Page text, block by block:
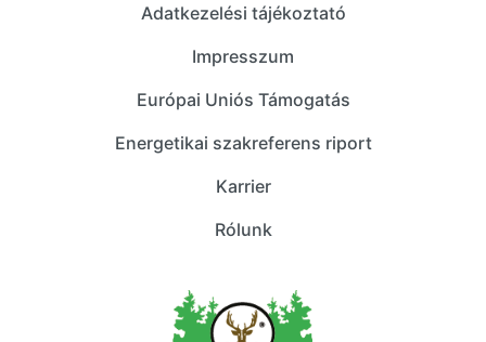
Adatkezelési tájékoztató
Impresszum
Európai Uniós Támogatás
Energetikai szakreferens riport
Karrier
Rólunk